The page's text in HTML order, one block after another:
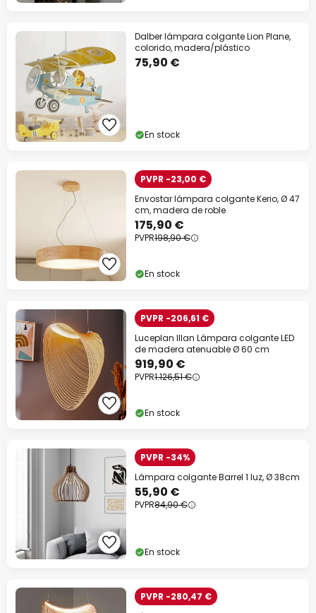
Dalber lámpara colgante Lion Plane,
colorido, madera/plástico
75,90 €
En stock
PVPR -23,00 €
Envostar lámpara colgante Kerio, Ø 47
cm, madera de roble
175,90 €
PVPR198,90 €
En stock
PVPR -206,61 €
Luceplan Illan Lámpara colgante LED
de madera atenuable Ø 60 cm
919,90 €
PVPR1.126,51 €
En stock
PVPR -34%
Lámpara colgante Barrel 1 luz, Ø 38cm
55,90 €
PVPR84,90 €
En stock
PVPR -280,47 €